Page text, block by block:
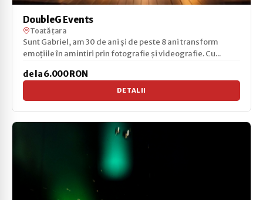
DoubleG Events
Toată țara
Sunt Gabriel, am 30 de ani și de peste 8 ani transform
emoțiile în amintiri prin fotografie și videografie. Cu...
de la 6.000 RON
DETALII